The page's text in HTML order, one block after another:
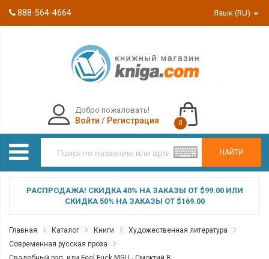
888-564-4664 Язык (RU)
НАЙТИ
Добро пожаловать!
Войти / Регистрация 0
РАСПРОДАЖА! СКИДКА 40% НА ЗАКАЗЫ ОТ $99.00 ИЛИ
СКИДКА 50% НА ЗАКАЗЫ ОТ $169.00
Главная Каталог Книги
Художественная литература
Современная русская проза